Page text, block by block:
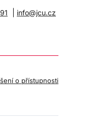
info@jcu.cz
o přístupnosti